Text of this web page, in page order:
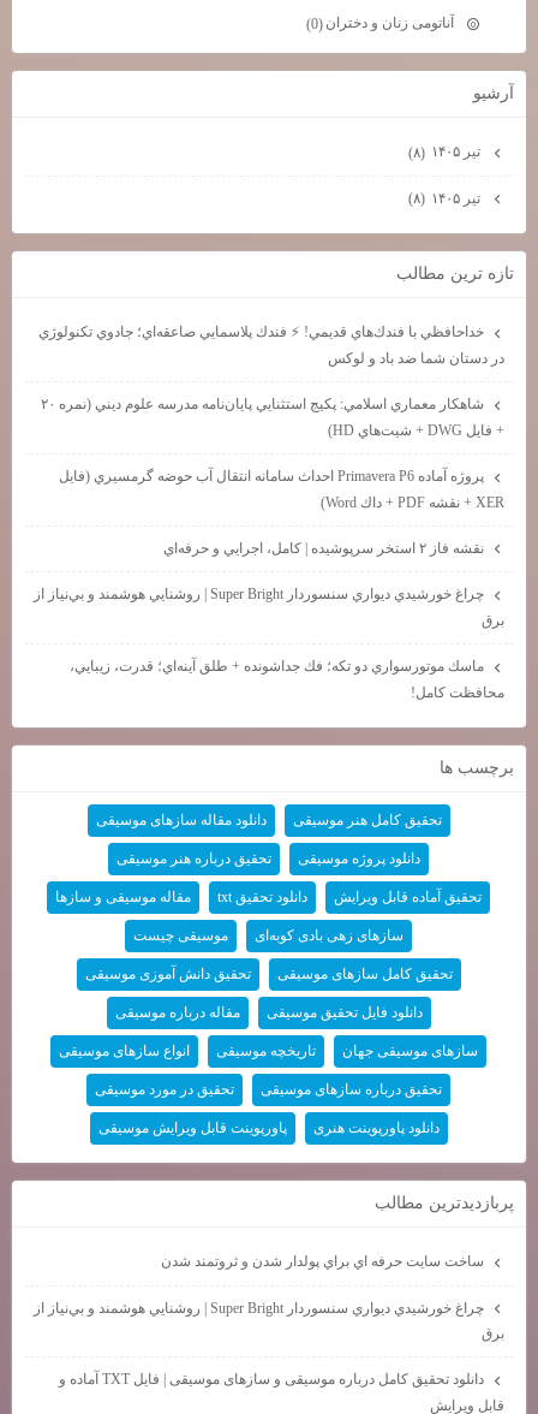
آناتومی زنان و دختران (0)
آرشيو
تیر ۱۴۰۵ (۸)
تیر ۱۴۰۵ (۸)
تازه ترين مطالب
خداحافظي با فندك‌هاي قديمي! ⚡ فندك پلاسمايي صاعقه‌اي؛ جادوي تكنولوژي
در دستان شما ضد باد و لوكس
شاهكار معماري اسلامي: پكيج استثنايي پايان‌نامه مدرسه علوم ديني (نمره ۲۰
+ فايل DWG + شيت‌هاي HD)
پروژه آماده Primavera P6 احداث سامانه انتقال آب حوضه گرمسيري (فايل
XER + نقشه PDF + داك Word)
نقشه فاز ۲ استخر سرپوشيده | كامل، اجرايي و حرفه‌اي
چراغ خورشيدي ديواري سنسوردار Super Bright | روشنايي هوشمند و بي‌نياز از
برق
ماسك موتورسواري دو تكه؛ فك جداشونده + طلق آينه‌اي؛ قدرت، زيبايي،
محافظت كامل!
برچسب ها
تحقیق کامل هنر موسیقی دانلود مقاله سازهای موسیقی
دانلود پروژه موسیقی تحقیق درباره هنر موسیقی
تحقیق آماده قابل ویرایش دانلود تحقیق txt مقاله موسیقی و سازها
سازهای زهی بادی کوبه‌ای موسیقی چیست
تحقیق کامل سازهای موسیقی تحقیق دانش آموزی موسیقی
دانلود فایل تحقیق موسیقی مقاله درباره موسیقی
سازهای موسیقی جهان تاریخچه موسیقی انواع سازهای موسیقی
تحقیق درباره سازهای موسیقی تحقیق در مورد موسیقی
دانلود پاورپوینت هنری پاورپوینت قابل ویرایش موسیقی
پربازديدترين مطالب
ساخت سايت حرفه اي براي پولدار شدن و ثروتمند شدن
چراغ خورشيدي ديواري سنسوردار Super Bright | روشنايي هوشمند و بي‌نياز از
برق
دانلود تحقیق کامل درباره موسیقی و سازهای موسیقی | فایل TXT آماده و
قابل ویرایش